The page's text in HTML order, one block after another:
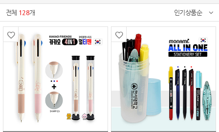
전체 128개 인기상품순